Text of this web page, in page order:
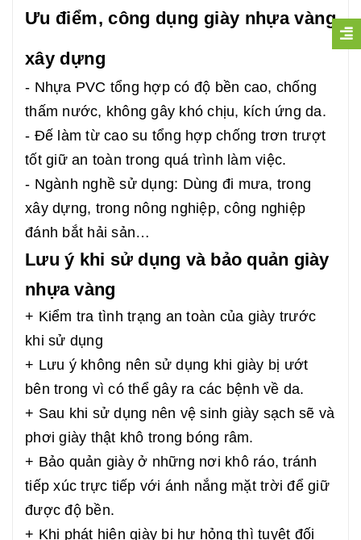
Ưu điểm, công dụng giày nhựa vàng
xây dựng
- Nhựa PVC tổng hợp có độ bền cao, chống
thấm nước, không gây khó chịu, kích ứng da.
- Đế làm từ cao su tổng hợp chống trơn trượt
tốt giữ an toàn trong quá trình làm việc.
- Ngành nghề sử dụng: Dùng đi mưa, trong
xây dựng, trong nông nghiệp, công nghiệp
đánh bắt hải sản…
Lưu ý khi sử dụng và bảo quản giày
nhựa vàng
+ Kiểm tra tình trạng an toàn của giày trước
khi sử dụng
+ Lưu ý không nên sử dụng khi giày bị ướt
bên trong vì có thể gây ra các bệnh về da.
+ Sau khi sử dụng nên vệ sinh giày sạch sẽ và
phơi giày thật khô trong bóng râm.
+ Bảo quản giày ở những nơi khô ráo, tránh
tiếp xúc trực tiếp với ánh nắng mặt trời để giữ
được độ bền.
+ Khi phát hiện giày bị hư hỏng thì tuyệt đối